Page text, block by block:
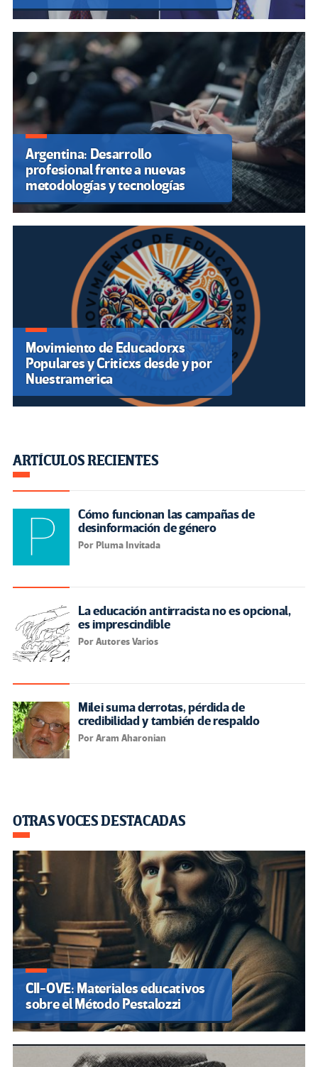
Argentina: Desarrollo
profesional frente a nuevas
metodologías y tecnologías
Movimiento de Educadorxs
Populares y Criticxs desde y por
Nuestramerica
ARTÍCULOS RECIENTES
Cómo funcionan las campañas de
desinformación de género
Por Pluma Invitada
La educación antirracista no es opcional,
es imprescindible
Por Autores Varios
Milei suma derrotas, pérdida de
credibilidad y también de respaldo
Por Aram Aharonian
OTRAS VOCES DESTACADAS
CII-OVE: Materiales educativos
sobre el Método Pestalozzi